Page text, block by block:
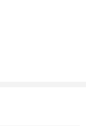
기 때문에 인간의
)하는 동물이다〉